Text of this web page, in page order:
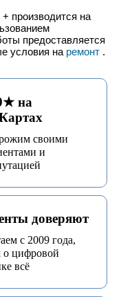
производится на
предоставляется
условия на ремонт .
на
своими
и
доверяют
с 2009 года,
о цифровой
всё